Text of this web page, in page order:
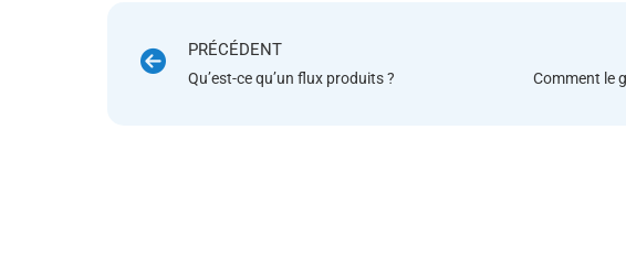
PRÉCÉDENT
Qu’est-ce qu’un flux produits ?